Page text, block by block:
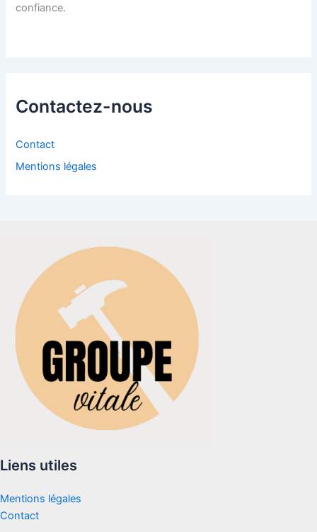
confiance.
Contactez-nous
Contact
Mentions légales
Liens utiles
Mentions légales
Contact